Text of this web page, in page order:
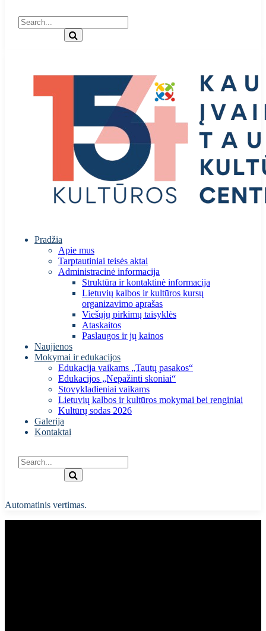
Pradžia
Apie mus
Tarptautiniai teisės aktai
Administracinė informacija
Struktūra ir kontaktinė informacija
Lietuvių kalbos ir kultūros kursų
organizavimo aprašas
Viešųjų pirkimų taisyklės
Ataskaitos
Paslaugos ir jų kainos
Naujienos
Mokymai ir edukacijos
Edukacija vaikams „Tautų pasakos“
Edukacijos „Nepažinti skoniai“
Stovykladieniai vaikams
Lietuvių kalbos ir kultūros mokymai bei renginiai
Kultūrų sodas 2026
Galerija
Kontaktai
Automatinis vertimas.